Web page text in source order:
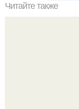
Читайте также